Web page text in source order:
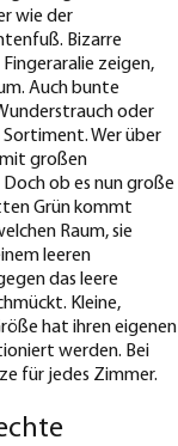
wie der
Bizarre
zeigen,
Auch bunte
oder
Wer über
großen
ob es nun große
Grün kommt
Raum, sie
leeren
das leere
Kleine,
hat ihren eigenen
werden. Bei
für jedes Zimmer.